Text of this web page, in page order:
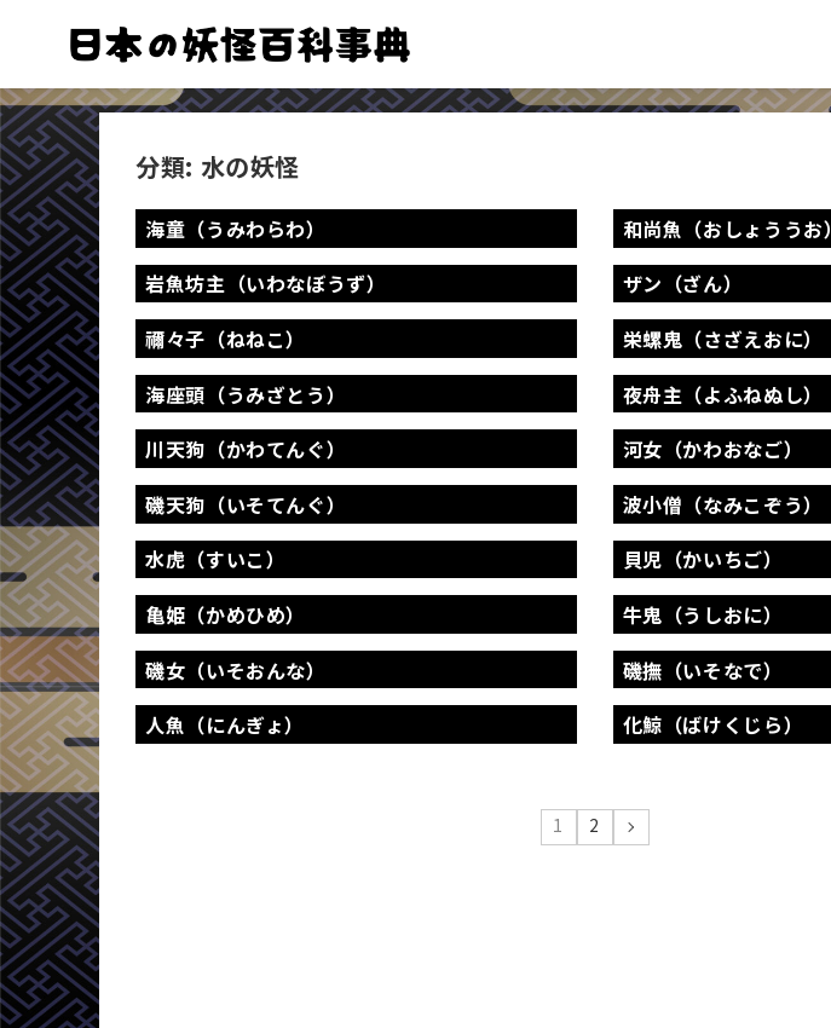
分類: 水の妖怪
海童（うみわらわ）
和尚魚（おしょううお）
岩魚坊主（いわなぼうず）
ザン（ざん）
禰々子（ねねこ）
栄螺鬼（さざえおに）
海座頭（うみざとう）
夜舟主（よふねぬし）
川天狗（かわてんぐ）
河女（かわおなご）
磯天狗（いそてんぐ）
波小僧（なみこぞう）
水虎（すいこ）
貝児（かいちご）
亀姫（かめひめ）
牛鬼（うしおに）
磯女（いそおんな）
磯撫（いそなで）
人魚（にんぎょ）
化鯨（ばけくじら）
1 2